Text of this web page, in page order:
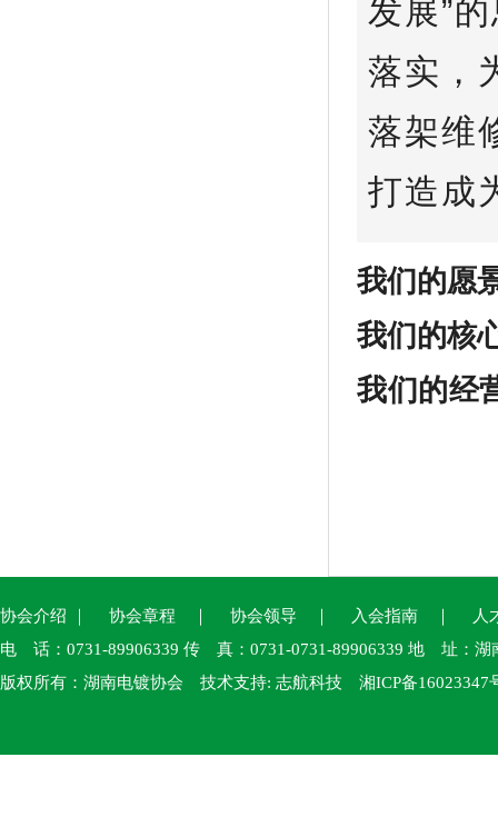
发展”
落实，
落架维
打造成
我们的愿
我们的核
我们的经
协会介绍 协会章程 协会领导 入会指南
人
电 话：0731-89906339 传 真：0731-0731-89906339 地 址：湖
版权所有：湖南电镀协会 技术支持: 志航科技 湘ICP备16023347